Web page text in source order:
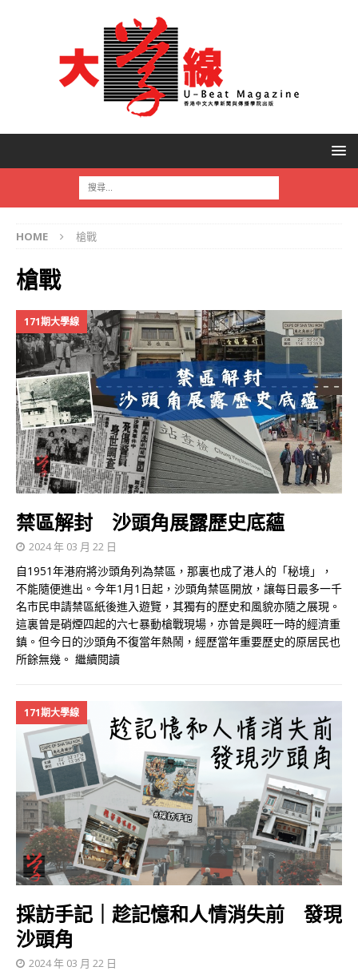
HOME 槍戰
槍戰
171期大學線
禁區解封 沙頭角展露歷史底蘊
2024 年 03 月 22 日
自1951年港府將沙頭角列為禁區，那裏也成了港人的「秘境」，
不能隨便進出。今年1月1日起，沙頭角禁區開放，讓每日最多一千
名市民申請禁區紙後進入遊覽，其獨有的歷史和風貌亦隨之展現。
這裏曾是硝煙四起的六七暴動槍戰現場，亦曾是興旺一時的經濟重
鎮。但今日的沙頭角不復當年熱鬧，經歷當年重要歷史的原居民也
所餘無幾。 繼續閱讀
171期大學線
採訪手記｜趁記憶和人情消失前 發現
沙頭角
2024 年 03 月 22 日